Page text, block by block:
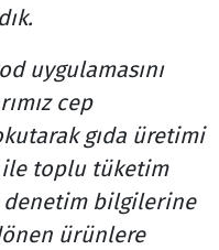
uygulamasını
cep
gıda üretimi
ile toplu tüketim
denetim bilgilerine
ürünlere